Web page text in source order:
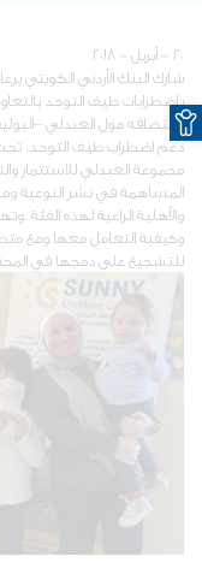
٢٠ - أبريل - ٢٠١٨
شارك البنك الأردني الكويتي
بإضطرابات طيف التوحد
دعم اضطراب طيف التوحد،
مجموعة العبدلي للاستثمار
المساهمة في نشر التوعية
والأهلية الراعية لهذه الفئة
وكيفية التعامل معها ومع
للتشجيع على دمجها في